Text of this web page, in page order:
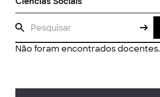
Não foram encontrados docentes.